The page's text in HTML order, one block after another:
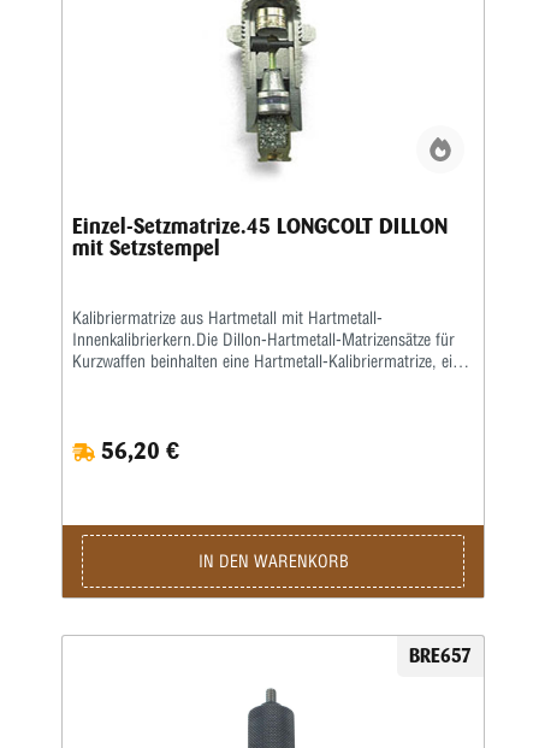
Einzel-Setzmatrize.45 LONGCOLT DILLON
mit Setzstempel
Kalibriermatrize aus Hartmetall mit Hartmetall-
Innenkalibrierkern.Die Dillon-Hartmetall-Matrizensätze für
Kurzwaffen beinhalten eine Hartmetall-Kalibriermatrize, eine
Pulverfüllen in einem Arbeitsgang geschieht. Sollten Sie
Dillon-Matrizensätze in einer Einstationen-Presse benutzen,
56,20 €
IN DEN WARENKORB
BRE657